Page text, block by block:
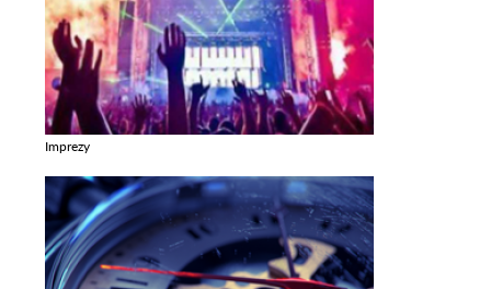
Imprezy